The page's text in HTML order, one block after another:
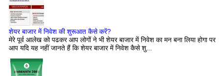
शेयर बाजार में निवेश की शुरूआत कैसे करें?
मेरे पूर्व आलेख को पढकर आप लोगों ने भी शेयर बाजार में निवेश का मन बना लिया होगा पर
आप यदि यह नहीं जानते हैं कि शेयर बाजार में निवेश कैसे शु...